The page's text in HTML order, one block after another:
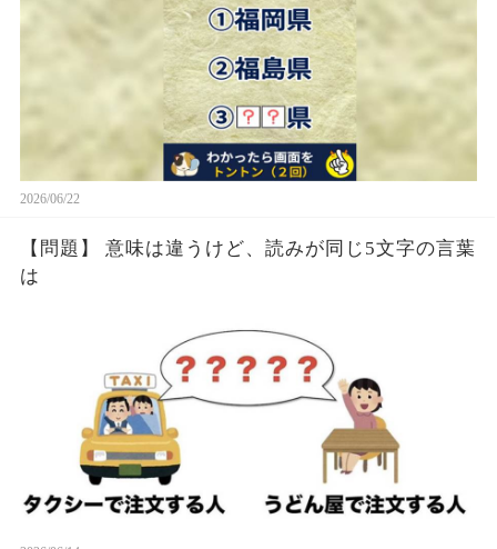
2026/06/22
【問題】 意味は違うけど、読みが同じ5文字の言葉
は